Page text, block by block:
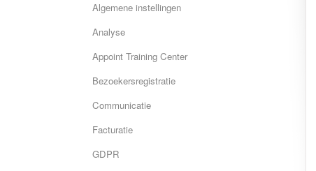
Algemene instellingen
Analyse
Appoint Training Center
Bezoekersregistratie
Communicatie
Facturatie
GDPR